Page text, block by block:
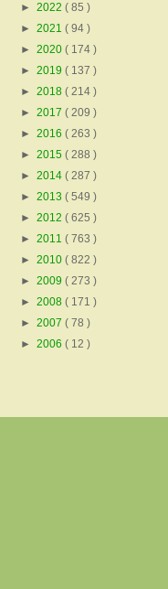
► 2022 ( 85 )
► 2021 ( 94 )
► 2020 ( 174 )
► 2019 ( 137 )
► 2018 ( 214 )
► 2017 ( 209 )
► 2016 ( 263 )
► 2015 ( 288 )
► 2014 ( 287 )
► 2013 ( 549 )
► 2012 ( 625 )
► 2011 ( 763 )
► 2010 ( 822 )
► 2009 ( 273 )
► 2008 ( 171 )
► 2007 ( 78 )
► 2006 ( 12 )